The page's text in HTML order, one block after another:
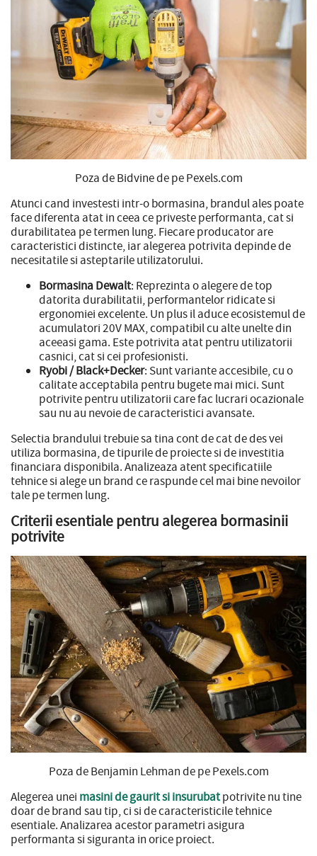
Poza de Bidvine de pe Pexels.com
Atunci cand investesti intr-o bormasina, brandul ales poate
face diferenta atat in ceea ce priveste performanta, cat si
durabilitatea pe termen lung. Fiecare producator are
caracteristici distincte, iar alegerea potrivita depinde de
necesitatile si asteptarile utilizatorului.
Bormasina Dewalt: Reprezinta o alegere de top
datorita durabilitatii, performantelor ridicate si
ergonomiei excelente. Un plus il aduce ecosistemul de
acumulatori 20V MAX, compatibil cu alte unelte din
aceeasi gama. Este potrivita atat pentru utilizatorii
casnici, cat si cei profesionisti.
Ryobi / Black+Decker: Sunt variante accesibile, cu o
calitate acceptabila pentru bugete mai mici. Sunt
potrivite pentru utilizatorii care fac lucrari ocazionale
sau nu au nevoie de caracteristici avansate.
Selectia brandului trebuie sa tina cont de cat de des vei
utiliza bormasina, de tipurile de proiecte si de investitia
financiara disponibila. Analizeaza atent specificatiile
tehnice si alege un brand ce raspunde cel mai bine nevoilor
tale pe termen lung.
Criterii esentiale pentru alegerea bormasinii
potrivite
Poza de Benjamin Lehman de pe Pexels.com
Alegerea unei masini de gaurit si insurubatpotrivite nu tine
doar de brand sau tip, ci si de caracteristicile tehnice
esentiale. Analizarea acestor parametri asigura
performanta si siguranta in orice proiect.